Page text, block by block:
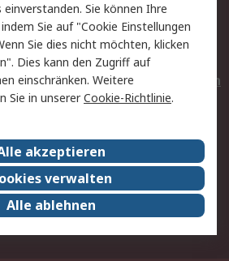
Datenschutz
Zahlungsbedingungen
Entsorgung
Elektrogeräte/Batterien
RS weltweit
Nachhaltigkeit
ZertifikatePresse-Center
Sie können Ihre
Sie auf "Cookie Einstellungen
Sie dies nicht möchten, klicken
Dies kann den Zugriff auf
einschränken. Weitere
Sie in unsererCookie-Richtlinie.
akzeptieren
verwalten
Alle ablehnen